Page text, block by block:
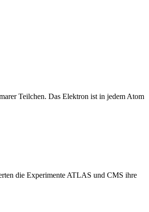
Teilchen. Das Elektron ist in jedem Atom
die Experimente ATLAS und CMS ihre